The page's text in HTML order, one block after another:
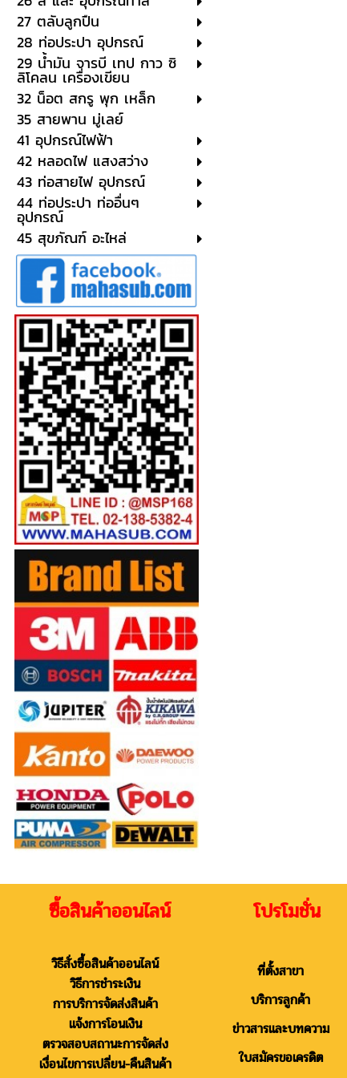
27 ตลับลูกปืน
28 ท่อประปา อุปกรณ์
29 น้ำมัน จารบี เทป กาว ซิ
ลิโคลน เครื่องเขียน
32 น็อต สกรู พุก เหล็ก
35 สายพาน มู่เลย์
41 อุปกรณ์ไฟฟ้า
42 หลอดไฟ แสงสว่าง
43 ท่อสายไฟ อุปกรณ์
44 ท่อประปา ท่ออื่นๆ
อุปกรณ์
45 สุขภัณฑ์ อะไหล่
ซื้อสินค้าออนไลน์ โปรโมชั่
วิธีสั่งซื้อสินค้าออนไลน์
วิธีการชำระเงิน
การบริการจัดส่งสินค้า
แจ้งการโอนเงิน
ตรวจสอบสถานะการจัดส่ง
เงื่อนไขการเปลี่ยน-คืนสินค้า
ที่ตั้งสาขา
บริการลูกค้า
ข่าวสารและบทความ
ใบสมัครขอเครดิต